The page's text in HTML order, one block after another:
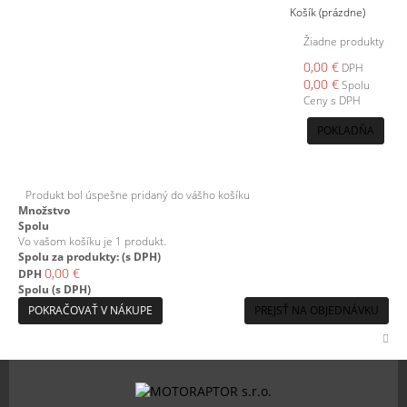
Košík(prázdne)
Žiadne produkty
0,00 € DPH
0,00 €Spolu
Ceny s DPH
POKLADŇA
Produkt bol úspešne pridaný do vášho košíku
Množstvo
Spolu
Vo vašom košíku je 1 produkt.
Spolu za produkty: (s DPH)
DPH 0,00 €
Spolu (s DPH)
POKRAČOVAŤ V NÁKUPE
PREJSŤ NA OBJEDNÁVKU